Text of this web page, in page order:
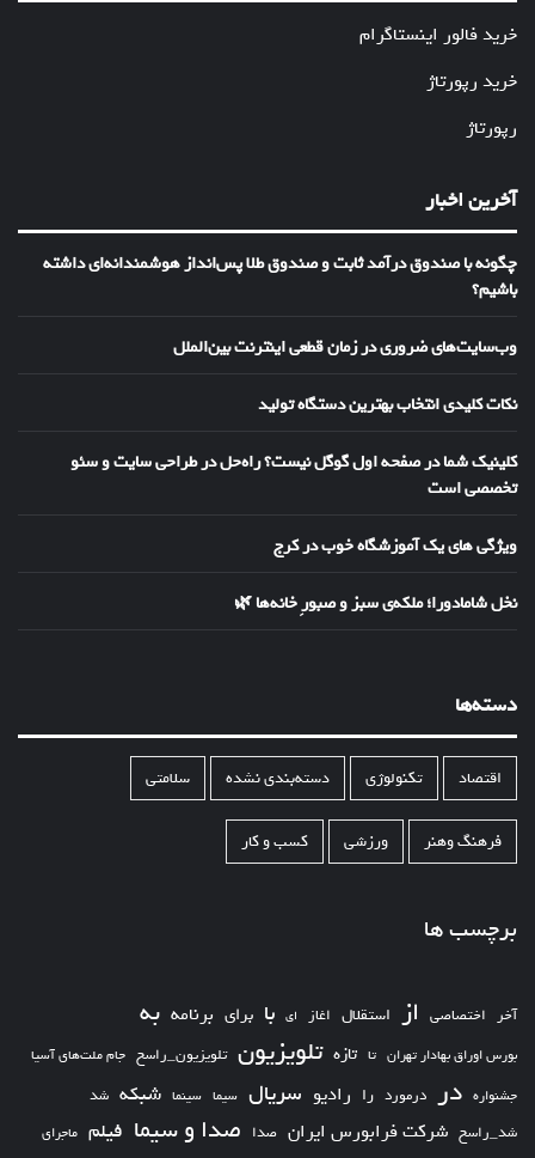
خرید فالور اینستاگرام
خرید رپورتاژ
رپورتاژ
آخرین اخبار
چگونه با صندوق درآمد ثابت و صندوق طلا پس‌انداز هوشمندانه‌ای داشته
باشیم؟
وب‌سایت‌های ضروری در زمان قطعی اینترنت بین‌الملل
نکات کلیدی انتخاب بهترین دستگاه تولید
کلینیک شما در صفحه اول گوگل نیست؟ راه‌حل در طراحی سایت و سئو
تخصصی است
ویژگی های یک آموزشگاه خوب در کرج
نخل شامادورا؛ ملکه‌ی سبز و صبورِ خانه‌ها 🌿
دسته‌ها
اقتصاد تکنولوژی دسته‌بندی نشده سلامتی
فرهنگ وهنر ورزشی کسب و کار
برچسب ها
آخر اختصاصی از استقلال اغاز ای با برای برنامه به
بورس اوراق بهادار تهران تا تازه تلویزیون تلویزیون_راسخ جام ملت‌های آسیا
جشنواره در درمورد را رادیو سریال سیما سینما شبکه شد
شد_راسخ شرکت فرابورس ایران صدا صدا و سیما فیلم ماجرای